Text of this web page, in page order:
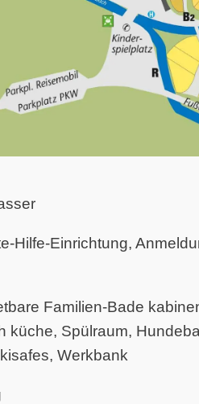
Hilfe-Einrichtung,
Familien-Bade
küche, Spülraum,
Werkbank